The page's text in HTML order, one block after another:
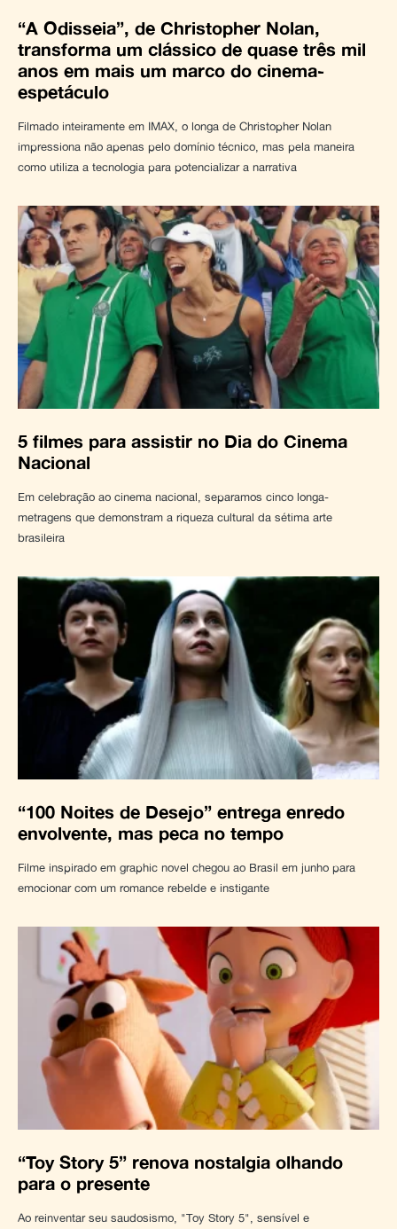
“A Odisseia”, de Christopher Nolan,
transforma um clássico de quase três mil
anos em mais um marco do cinema-
espetáculo
Filmado inteiramente em IMAX, o longa de Christopher Nolan
impressiona não apenas pelo domínio técnico, mas pela maneira
como utiliza a tecnologia para potencializar a narrativa
5 filmes para assistir no Dia do Cinema
Nacional
Em celebração ao cinema nacional, separamos cinco longa-
metragens que demonstram a riqueza cultural da sétima arte
brasileira
“100 Noites de Desejo” entrega enredo
envolvente, mas peca no tempo
Filme inspirado em graphic novel chegou ao Brasil em junho para
emocionar com um romance rebelde e instigante
“Toy Story 5” renova nostalgia olhando
para o presente
Ao reinventar seu saudosismo, "Toy Story 5", sensível e